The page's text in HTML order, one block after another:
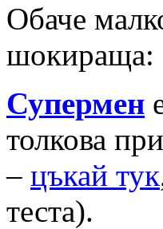
Обаче
шокираща:
Супермен
толкова
– цъкай тук
теста).